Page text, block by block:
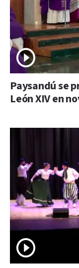
Paysandú se
León XIV en